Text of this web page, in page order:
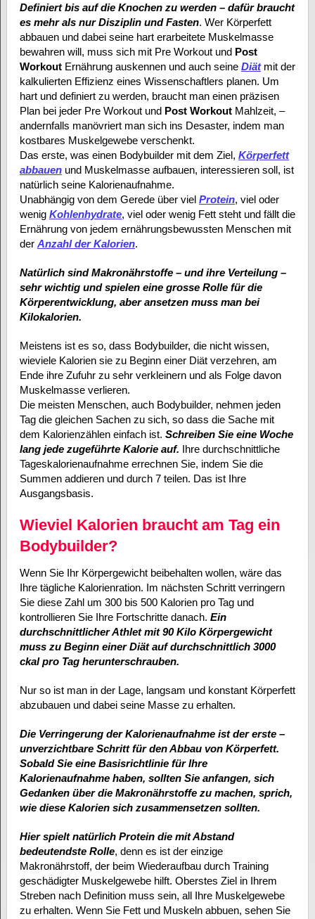
Definiert bis auf die Knochen zu werden – dafür braucht
es mehr als nur Disziplin und Fasten. Wer Körperfett
abbauen und dabei seine hart erarbeitete Muskelmasse
bewahren will, muss sich mit Pre Workout und Post
WorkoutErnährung auskennen und auch seine Diätmit der
kalkulierten Effizienz eines Wissenschaftlers planen. Um
hart und definiert zu werden, braucht man einen präzisen
Plan bei jeder Pre Workout und Post WorkoutMahlzeit, –
andernfalls manövriert man sich ins Desaster, indem man
kostbares Muskelgewebe verschenkt.
Das erste, was einen Bodybuilder mit dem Ziel, Körperfett
abbauenund Muskelmasse aufbauen, interessieren soll, ist
natürlich seine Kalorienaufnahme.
Unabhängig von dem Gerede über viel Protein, viel oder
wenig Kohlenhydrate, viel oder wenig Fett steht und fällt die
Ernährung von jedem ernährungsbewussten Menschen mit
der Anzahl der Kalorien.
Natürlich sind Makronährstoffe – und ihre Verteilung –
sehr wichtig und spielen eine grosse Rolle für die
Körperentwicklung, aber ansetzen muss man bei
Kilokalorien.
Meistens ist es so, dass Bodybuilder, die nicht wissen,
wieviele Kalorien sie zu Beginn einer Diät verzehren, am
Ende ihre Zufuhr zu sehr verkleinern und als Folge davon
Muskelmasse verlieren.
Die meisten Menschen, auch Bodybuilder, nehmen jeden
Tag die gleichen Sachen zu sich, so dass die Sache mit
dem Kalorienzählen einfach ist. Schreiben Sie eine Woche
lang jede zugeführte Kalorie auf. Ihre durchschnittliche
Tageskalorienaufnahme errechnen Sie, indem Sie die
Summen addieren und durch 7 teilen. Das ist Ihre
Ausgangsbasis.
Wieviel Kalorien braucht am Tag ein
Bodybuilder?
Wenn Sie Ihr Körpergewicht beibehalten wollen, wäre das
Ihre tägliche Kalorienration. Im nächsten Schritt verringern
Sie diese Zahl um 300 bis 500 Kalorien pro Tag und
kontrollieren Sie Ihre Fortschritte danach. Ein
durchschnittlicher Athlet mit 90 Kilo Körpergewicht
muss zu Beginn einer Diät auf durchschnittlich 3000
ckal pro Tag herunterschrauben.
Nur so ist man in der Lage, langsam und konstant Körperfett
abzubauen und dabei seine Masse zu erhalten.
Die Verringerung der Kalorienaufnahme ist der erste –
unverzichtbare Schritt für den Abbau von Körperfett.
Sobald Sie eine Basisrichtlinie für Ihre
Kalorienaufnahme haben, sollten Sie anfangen, sich
Gedanken über die Makronährstoffe zu machen, sprich,
wie diese Kalorien sich zusammensetzen sollten.
Hier spielt natürlich Protein die mit Abstand
bedeutendste Rolle, denn es ist der einzige
Makronährstoff, der beim Wiederaufbau durch Training
geschädigter Muskelgewebe hilft. Oberstes Ziel in Ihrem
Streben nach Definition muss sein, all Ihre Muskelgewebe
zu erhalten. Wenn Sie Fett und Muskeln abbuen, sehen Sie